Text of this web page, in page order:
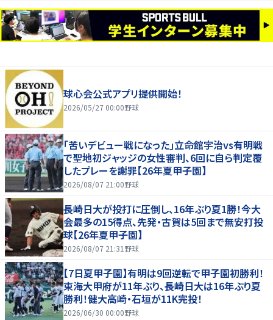
球心会公式アプリ提供開始！
2026/05/27 00:00野球
｢苦いデビュー戦になった｣立命館宇治vs有明戦
で聖地初ジャッジの女性審判、6回に自ら判定覆
したプレーを謝罪【26年夏甲子園】
2026/08/07 21:00野球
長崎日大が投打に圧倒し、16年ぶり夏1勝！今大
会最多の15得点、先発・古賀は5回まで無安打投
球【26年夏甲子園】
2026/08/07 21:31 野球
【7日夏甲子園】有明は9回逆転で甲子園初勝利！
東海大甲府が11年ぶり、長崎日大は16年ぶり夏
勝利！健大高崎・石垣が11K完投！
2026/06/30 00:00野球